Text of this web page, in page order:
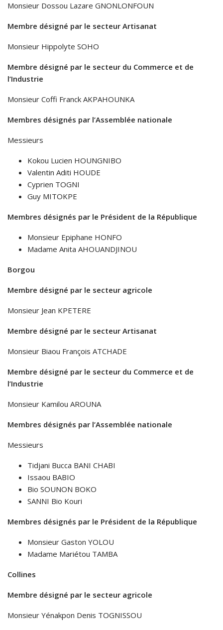
Monsieur Dossou Lazare GNONLONFOUN
Membre désigné par le secteur Artisanat
Monsieur Hippolyte SOHO
Membre désigné par le secteur du Commerce et de
l’Industrie
Monsieur Coffi Franck AKPAHOUNKA
Membres désignés par l’Assemblée nationale
Messieurs
Kokou Lucien HOUNGNIBO
Valentin Aditi HOUDE
Cyprien TOGNI
Guy MITOKPE
Membres désignés par le Président de la République
Monsieur Epiphane HONFO
Madame Anita AHOUANDJINOU
Borgou
Membre désigné par le secteur agricole
Monsieur Jean KPETERE
Membre désigné par le secteur Artisanat
Monsieur Biaou François ATCHADE
Membre désigné par le secteur du Commerce et de
l’Industrie
Monsieur Kamilou AROUNA
Membres désignés par l’Assemblée nationale
Messieurs
Tidjani Bucca BANI CHABI
Issaou BABIO
Bio SOUNON BOKO
SANNI Bio Kouri
Membres désignés par le Président de la République
Monsieur Gaston YOLOU
Madame Mariétou TAMBA
Collines
Membre désigné par le secteur agricole
Monsieur Yénakpon Denis TOGNISSOU